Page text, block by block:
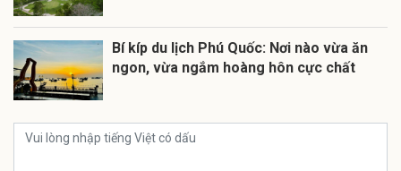
Bí kíp du lịch Phú Quốc: Nơi nào vừa ăn
ngon, vừa ngắm hoàng hôn cực chất